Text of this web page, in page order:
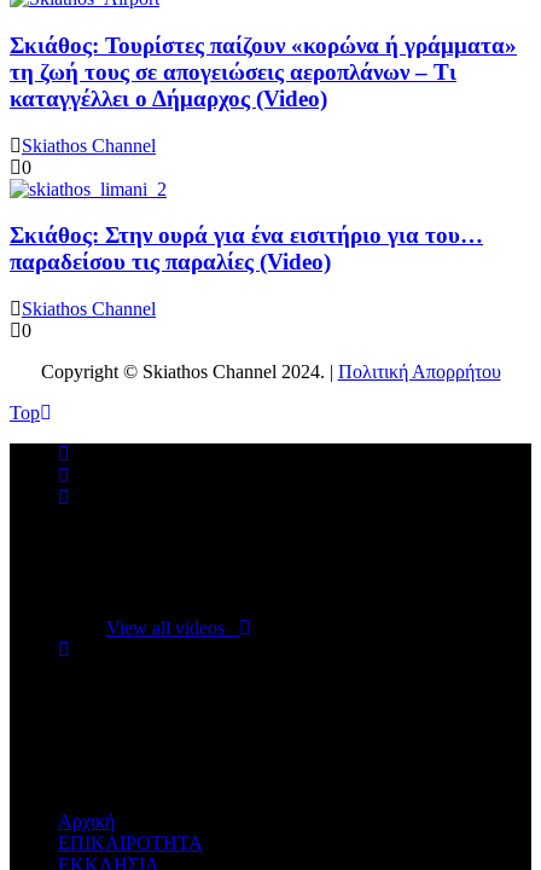
Σκιάθος: Τουρίστες παίζουν «κορώνα ή γράμματα»
τη ζωή τους σε απογειώσεις αεροπλάνων – Τι
καταγγέλλει ο Δήμαρχος (Video)
Skiathos Channel
0
Σκιάθος: Στην ουρά για ένα εισιτήριο για του…
παραδείσου τις παραλίες (Video)
Skiathos Channel
0
Copyright © Skiathos Channel 2024. | Πολιτική Απορρήτου
Top
View all videos
Αρχική
ΕΠΙΚΑΙΡΟΤΗΤΑ
ΕΚΚΛΗΣΙΑ